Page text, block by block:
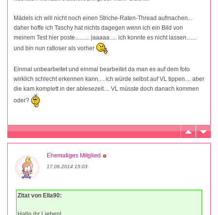
Mädels ich will nicht noch einen Striche-Raten-Thread aufmachen...
daher hoffe ich Taschy hat nichts dagegen wenn ich ein Bild von
meinem Test hier poste.......... jaaaaa..... ich konnte es nicht lassen.......
und bin nun ratloser als vorher
Einmal unbearbeitet und einmal bearbeitet da man es auf dem foto
wirklich schlecht erkennen kann.... ich würde selbst auf VL tippen.... aber
die kam komplett in der ablesezeit.... VL müsste doch danach kommen
oder?
Ehemaliges Mitglied
17.06.2014 15:03
Zitat von Ella90: